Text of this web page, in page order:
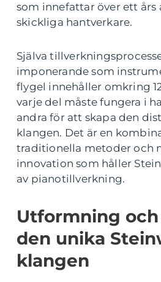
som innefattar över ett års
skickliga hantverkare.
Själva
imponerande som
flygel innehåller omkring
varje del måste fungera i
andra för att skapa den
klangen. Det är en
traditionella metoder och
innovation som håller
av pianotillverkning.
Utformning
den unika
klangen